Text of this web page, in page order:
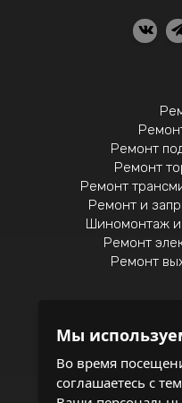
Ремонт
Ремонт
Ремонт
Ремонт и
Шиномонтаж и
Ремонт
Ремонт
Политика
Мы
Во время
соглашаетесь с